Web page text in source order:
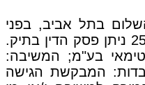
בתל אביב, בפני
השופט רז נבון, ביום 25.11.21 ניתן פסק הדין בתיק.
בע"מ; המשיבה:
המבקשת הגישה